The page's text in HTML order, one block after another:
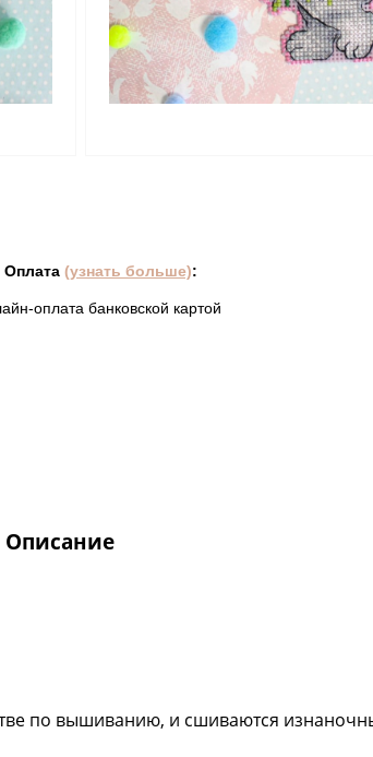
Оплата (узнать больше):
оплата банковской картой
Описание
по вышиванию, и сшиваются